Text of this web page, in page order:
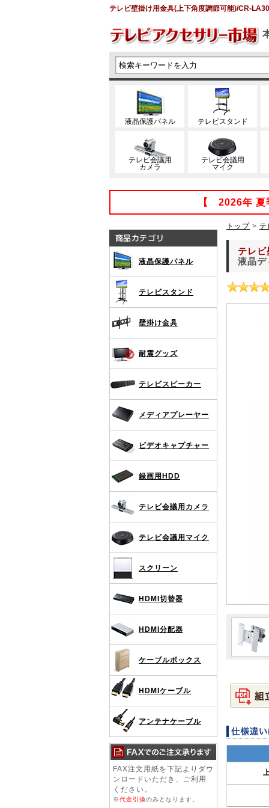
テレビ壁掛け用金具(上下角度調節可能)/CR-
液晶保護パネル テレビスタンド
テレビ会議用
カメラ
テレビ会議用
マイク
【 2026年 夏
液晶保護パネル
テレビスタンド
壁掛け金具
耐震グッズ
テレビスピーカー
メディアプレーヤー
ビデオキャプチャー
録画用HDD
テレビ会議用カメラ
テレビ会議用マイク
スクリーン
HDMI切替器
HDMI分配器
ケーブルボックス
HDMIケーブル
アンテナケーブル
FAX注文用紙を下記よりダウ
ンロードいただき、ご利用
ください。
※代金引換のみとなります。
トップ > テ
テレ
液晶デ